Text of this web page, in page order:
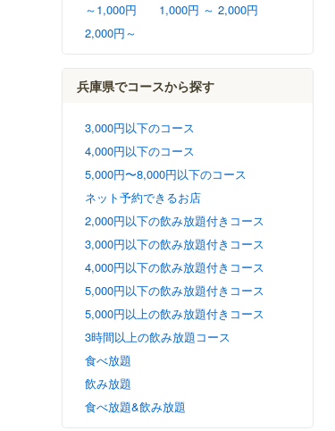
～1,000円
1,000円 ～ 2,000円
2,000円～
兵庫県でコースから探す
3,000円以下のコース
4,000円以下のコース
5,000円〜8,000円以下のコース
ネット予約できるお店
2,000円以下の飲み放題付きコース
3,000円以下の飲み放題付きコース
4,000円以下の飲み放題付きコース
5,000円以下の飲み放題付きコース
5,000円以上の飲み放題付きコース
3時間以上の飲み放題コース
食べ放題
飲み放題
食べ放題&飲み放題